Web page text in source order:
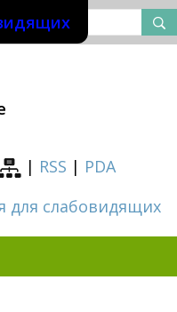
| RSS | PDA
для слабовидящих